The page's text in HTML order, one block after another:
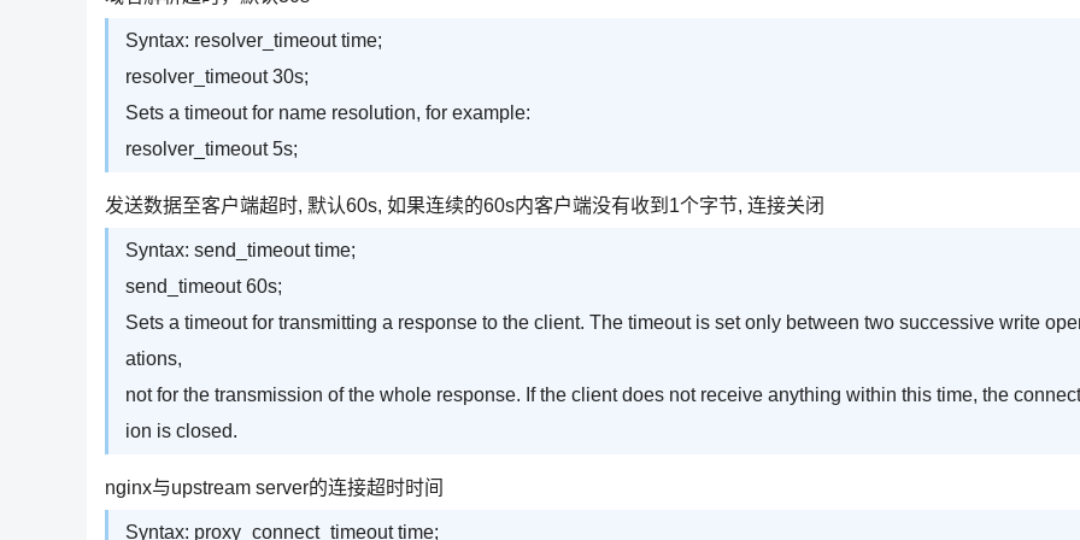
Syntax: resolver_timeout time;
resolver_timeout 30s;
Sets a timeout for name resolution, for example:
resolver_timeout 5s;
发送数据至客户端超时, 默认60s, 如果连续的60s内客户端没有收到1个字节, 连接关闭
Syntax: send_timeout time;
send_timeout 60s;
Sets a timeout for transmitting a response to the client. The timeout is set only between two successive write
ations,
not for the transmission of the whole response. If the client does not receive anything within this time, the connect
ion is closed.
nginx与upstream server的连接超时时间
Syntax: proxy_connect_timeout time;